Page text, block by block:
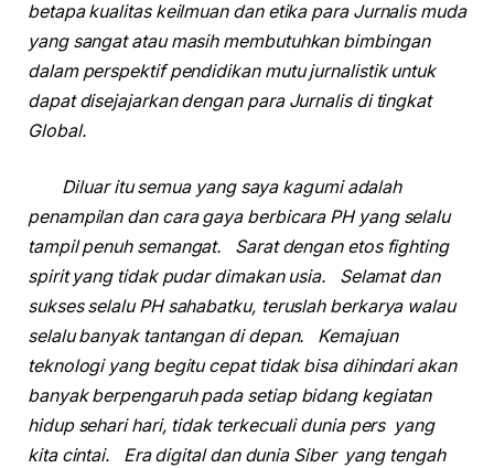
betapa kualitas keilmuan dan etika para Jurnalis muda
yang sangat atau masih membutuhkan bimbingan
dalam perspektif pendidikan mutu jurnalistik untuk
dapat disejajarkan dengan para Jurnalis di tingkat
Global.
Diluar itu semua yang saya kagumi adalah
penampilan dan cara gaya berbicara PH yang selalu
tampil penuh semangat. Sarat dengan etos fighting
spirit yang tidak pudar dimakan usia. Selamat dan
sukses selalu PH sahabatku, teruslah berkarya walau
selalu banyak tantangan di depan. Kemajuan
teknologi yang begitu cepat tidak bisa dihindari akan
banyak berpengaruh pada setiap bidang kegiatan
hidup sehari hari, tidak terkecuali dunia pers yang
kita cintai. Era digital dan dunia Siber yang tengah